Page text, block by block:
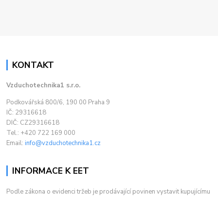
KONTAKT
Vzduchotechnika1 s.r.o.
Podkovářská 800/6, 190 00 Praha 9
IČ: 29316618
DIČ: CZ29316618
Tel.: +420 722 169 000
Email:info@vzduchotechnika1.cz
INFORMACE K EET
Podle zákona o evidenci tržeb je prodávající povinen vystavit kupujícímu